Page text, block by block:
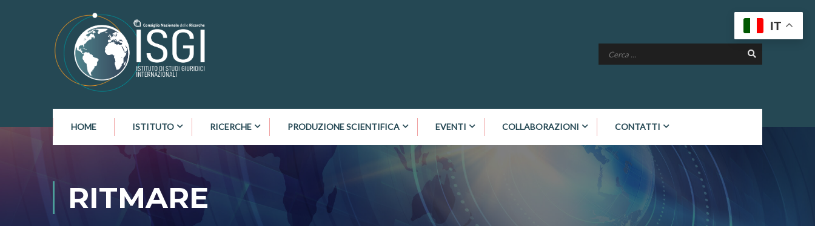
HOME ISTITUTO RICERCHE PRODUZIONE SCIENTIFICA EVENTI COLLABORAZIONI CONTATTI
RITMARE
IT